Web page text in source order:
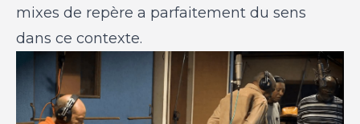
mixes de repère a parfaitement du sens
dans ce contexte.